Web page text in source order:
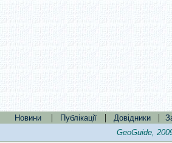
Новини | Публікації | Довідники |
GeoGuide,